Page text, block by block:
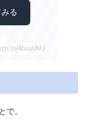
る
4bsuUMJ
で。